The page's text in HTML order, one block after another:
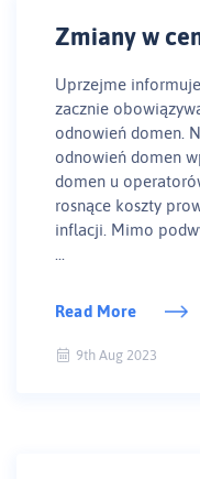
Zmiany w
Uprzejme
zacznie
odnowień domen.
odnowień domen
domen u
rosnące koszty
inflacji. Mimo
Read More
9th Aug 2023